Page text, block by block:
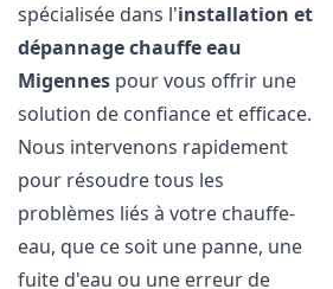
spécialisée dans l'installation et
dépannage chauffe eau
Migennes pour vous offrir une
solution de confiance et efficace.
Nous intervenons rapidement
pour résoudre tous les
problèmes liés à votre chauffe-
eau, que ce soit une panne, une
fuite d'eau ou une erreur de